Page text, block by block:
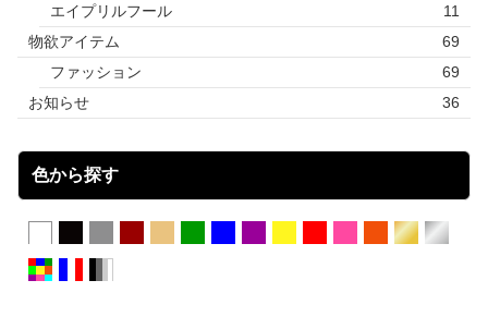
エイプリルフール
11
物欲アイテム
69
ファッション
69
お知らせ
36
色から探す